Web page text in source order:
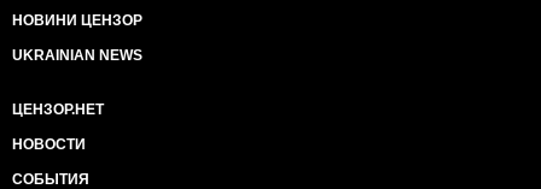
НОВИНИ ЦЕНЗОР
UKRAINIAN NEWS
ЦЕНЗОР.НЕТ
НОВОСТИ
СОБЫТИЯ